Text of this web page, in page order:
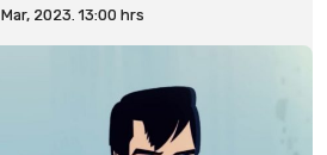
2023. 13:00 hrs